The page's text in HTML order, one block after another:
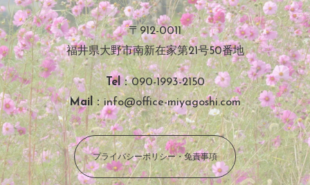
〒912-0011
福井県大野市南新在家第21号50番地
Tel ：090-1993-2150
Mail ：info@office-miyagoshi.com
プライバシーポリシー・免責事項